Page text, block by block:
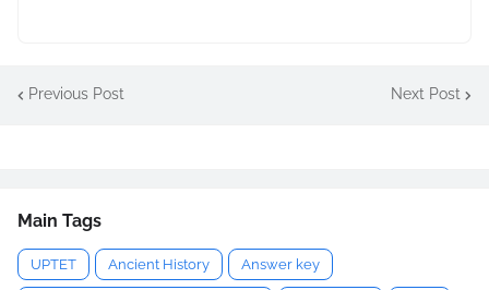
Previous Post Next Post
Main Tags
UPTET Ancient History Answer key